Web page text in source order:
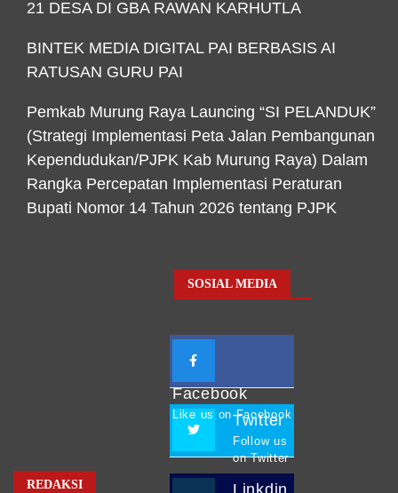
21 DESA DI GBA RAWAN KARHUTLA
BINTEK MEDIA DIGITAL PAI BERBASIS AI
RATUSAN GURU PAI
Pemkab Murung Raya Launcing “SI PELANDUK”
(Strategi Implementasi Peta Jalan Pembangunan
Kependudukan/PJPK Kab Murung Raya) Dalam
Rangka Percepatan Implementasi Peraturan
Bupati Nomor 14 Tahun 2026 tentang PJPK
REDAKSI
SOSIAL MEDIA
Facebook
Like us on Facebook
Twitter
Follow us
on Twitter
Linkdin